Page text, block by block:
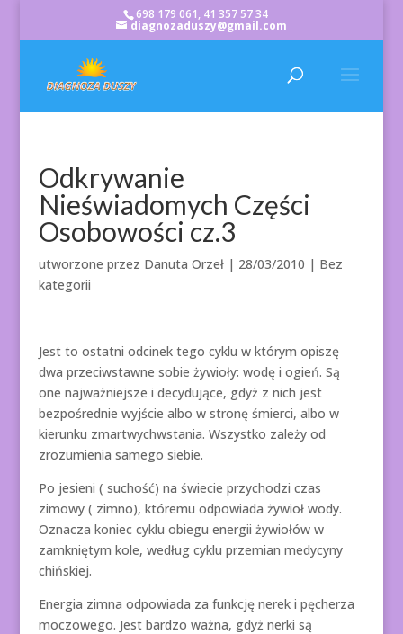
698 179 061, 41 357 57 34
diagnozaduszy@gmail.com
Odkrywanie
Nieświadomych Części
Osobowości cz.3
utworzone przez Danuta Orzeł| 28/03/2010 | Bez
kategorii
Jest to ostatni odcinek tego cyklu w którym opiszę
dwa przeciwstawne sobie żywioły: wodę i ogień. Są
one najważniejsze i decydujące, gdyż z nich jest
bezpośrednie wyjście albo w stronę śmierci, albo w
kierunku zmartwychwstania. Wszystko zależy od
zrozumienia samego siebie.
Po jesieni ( suchość) na świecie przychodzi czas
zimowy ( zimno), któremu odpowiada żywioł wody.
Oznacza koniec cyklu obiegu energii żywiołów w
zamkniętym kole, według cyklu przemian medycyny
chińskiej.
Energia zimna odpowiada za funkcję nerek i pęcherza
moczowego. Jest bardzo ważna, gdyż nerki są